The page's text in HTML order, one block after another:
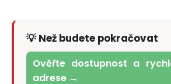
💡 Než budete pokračovat
Ověřte dostupnost a
adrese →